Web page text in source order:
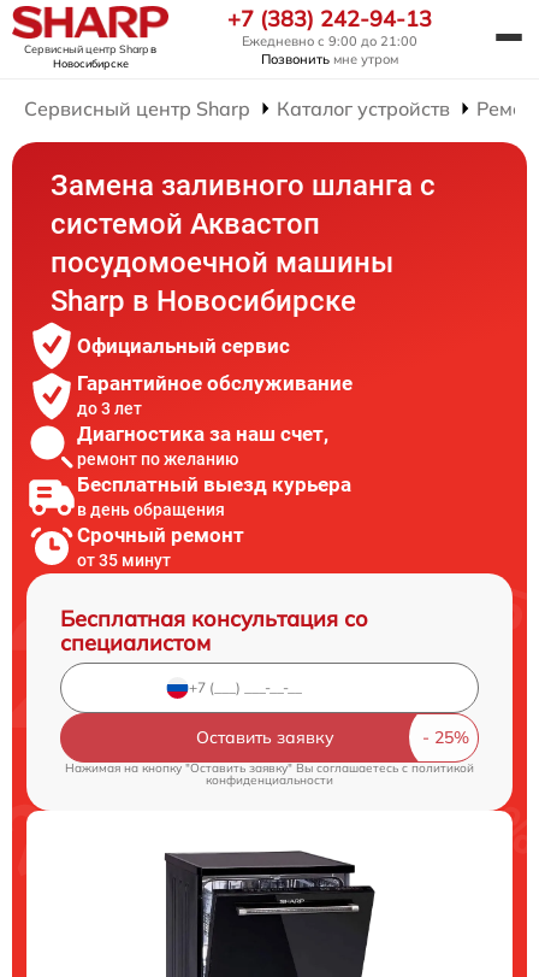
Сервисный центр Sharpв
Новосибирске
+7 (383) 242-94-13
Ежедневно с 9:00 до 21:00
Позвонить мне утром
Сервисный центр Sharp Каталог устройств
Замена заливного шланга с
системой Аквастоп
посудомоечной машины
Sharp в Новосибирске
Официальный сервис
Гарантийное обслуживание
до 3 лет
Диагностика за наш счет,
ремонт по желанию
Бесплатный выезд курьера
в день обращения
Срочный ремонт
от 35 минут
Бесплатная консультация со
специалистом
Оставить заявку
Нажимая на кнопку "Оставить заявку" Вы соглашаетесь cполитикой
конфиденциальности